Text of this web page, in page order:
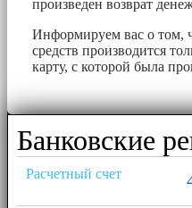
произведен возврат
Информируем вас о том,
средств производится
карту, с которой была
Банковские
Расчетный счет